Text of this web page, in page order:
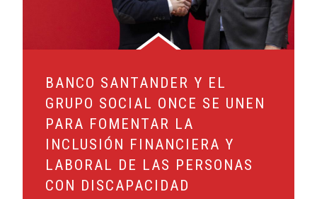
BANCO SANTANDER Y EL
GRUPO SOCIAL ONCE SE UNEN
PARA FOMENTAR LA
INCLUSIÓN FINANCIERA Y
LABORAL DE LAS PERSONAS
CON DISCAPACIDAD